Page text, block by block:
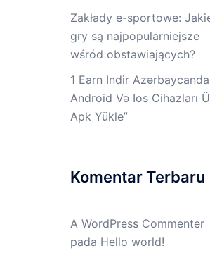
Zakłady e-sportowe:
gry są najpopularniejsze
wśród obstawiających?
1 Earn Indir Azərbaycanda ️
Android Və Ios Cihazları
Apk Yüklе”
Komentar Terbaru
A WordPress Commenter
pada Hello world!